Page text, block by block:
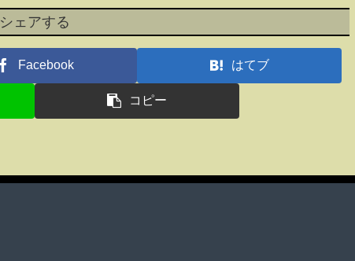
シェアする
Facebook はてブ
コピー